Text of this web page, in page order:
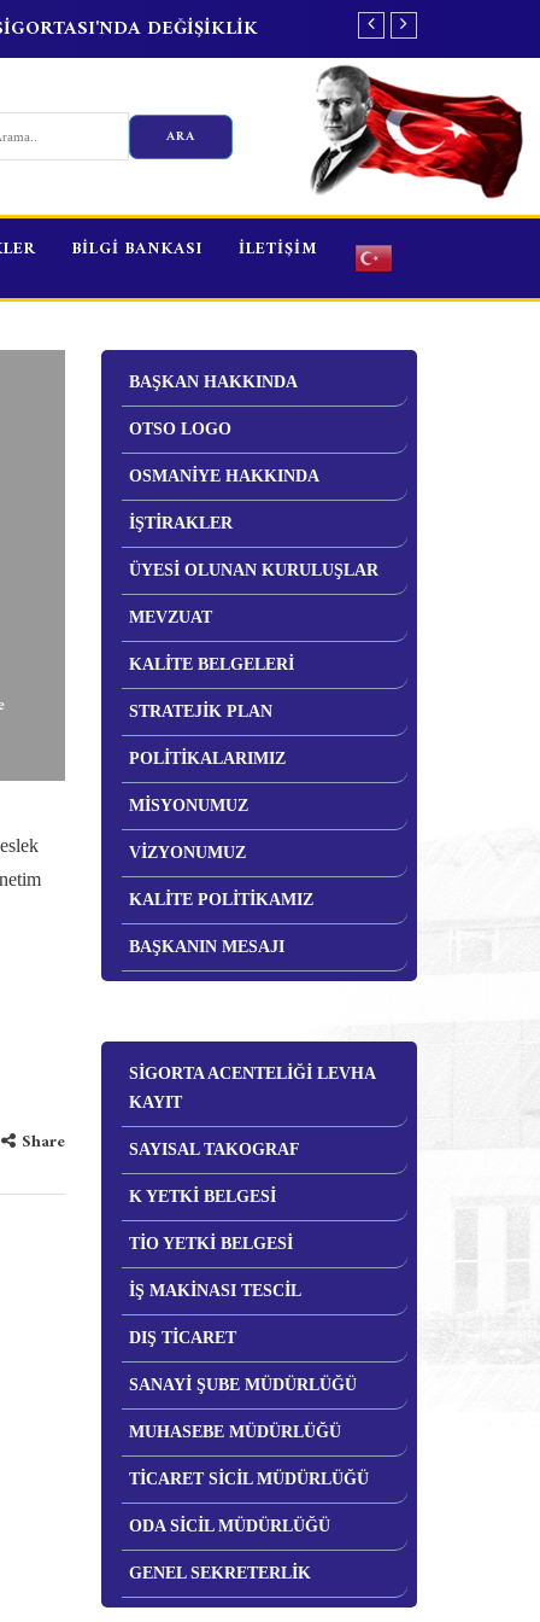
DEĞİŞİKLİK
BİLGİ BANKASI İLETİŞİM
Share
BAŞKAN HAKKINDA
OTSO LOGO
OSMANİYE HAKKINDA
İŞTİRAKLER
ÜYESİ OLUNAN KURULUŞLAR
MEVZUAT
KALİTE BELGELERİ
STRATEJİK PLAN
POLİTİKALARIMIZ
MİSYONUMUZ
VİZYONUMUZ
KALİTE POLİTİKAMIZ
BAŞKANIN MESAJI
SİGORTA ACENTELİĞİ LEVHA
KAYIT
SAYISAL TAKOGRAF
K YETKİ BELGESİ
TİO YETKİ BELGESİ
İŞ MAKİNASI TESCİL
DIŞ TİCARET
SANAYİ ŞUBE MÜDÜRLÜĞÜ
MUHASEBE MÜDÜRLÜĞÜ
TİCARET SİCİL MÜDÜRLÜĞÜ
ODA SİCİL MÜDÜRLÜĞÜ
GENEL SEKRETERLİK